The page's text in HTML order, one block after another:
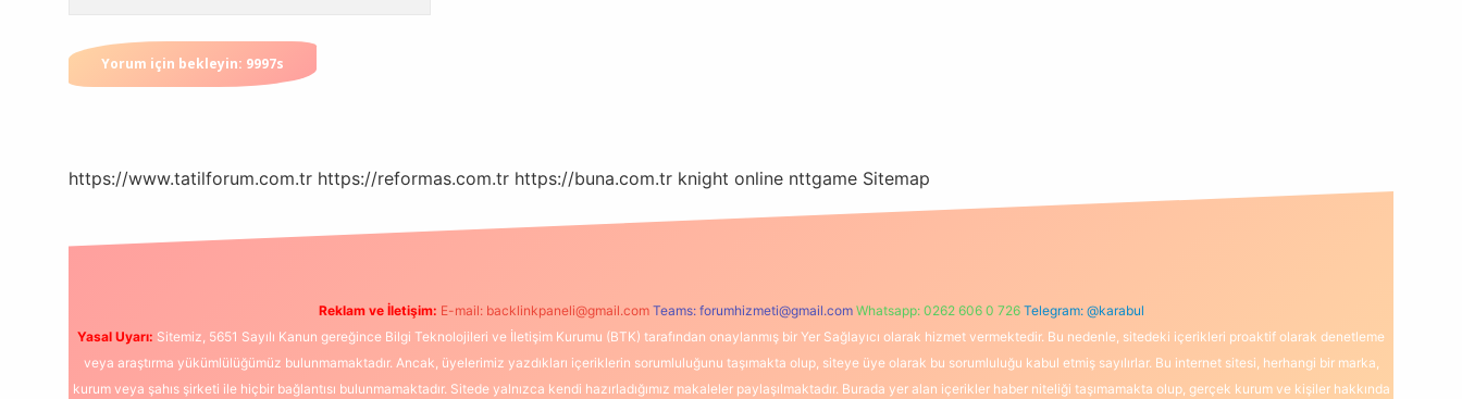
https://www.tatilforum.com.tr https://reformas.com.tr https://buna.com.tr knight online nttgame Sitemap
Reklam ve İletişim: E-mail: backlinkpaneli@gmail.com Teams: forumhizmeti@gmail.com Whatsapp: 0262 606 0 726 Telegram: @karabul
Yasal Uyarı: Sitemiz, 5651 Sayılı Kanun gereğince Bilgi Teknolojileri ve İletişim Kurumu (BTK) tarafından onaylanmış bir Yer Sağlayıcı olarak hizmet vermektedir. Bu nedenle, sitedeki içerikleri proaktif olarak denetleme
veya araştırma yükümlülüğümüz bulunmamaktadır. Ancak, üyelerimiz yazdıkları içeriklerin sorumluluğunu taşımakta olup, siteye üye olarak bu sorumluluğu kabul etmiş sayılırlar. Bu internet sitesi, herhangi bir marka,
kurum veya şahıs şirketi ile hiçbir bağlantısı bulunmamaktadır. Sitede yalnızca kendi hazırladığımız makaleler paylaşılmaktadır. Burada yer alan içerikler haber niteliği taşımamakta olup, gerçek kurum ve kişiler hakkında